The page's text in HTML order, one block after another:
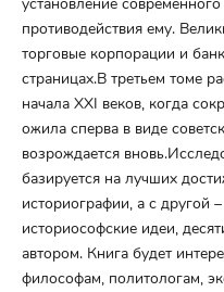
противодействия ему.
торговые корпорации и
страницах.В третьем томе
начала XXI веков, когда
ожила сперва в виде
возрождается
базируется на лучших
историографии, а с другой
историософские идеи,
автором. Книга будет
философам, политологам,